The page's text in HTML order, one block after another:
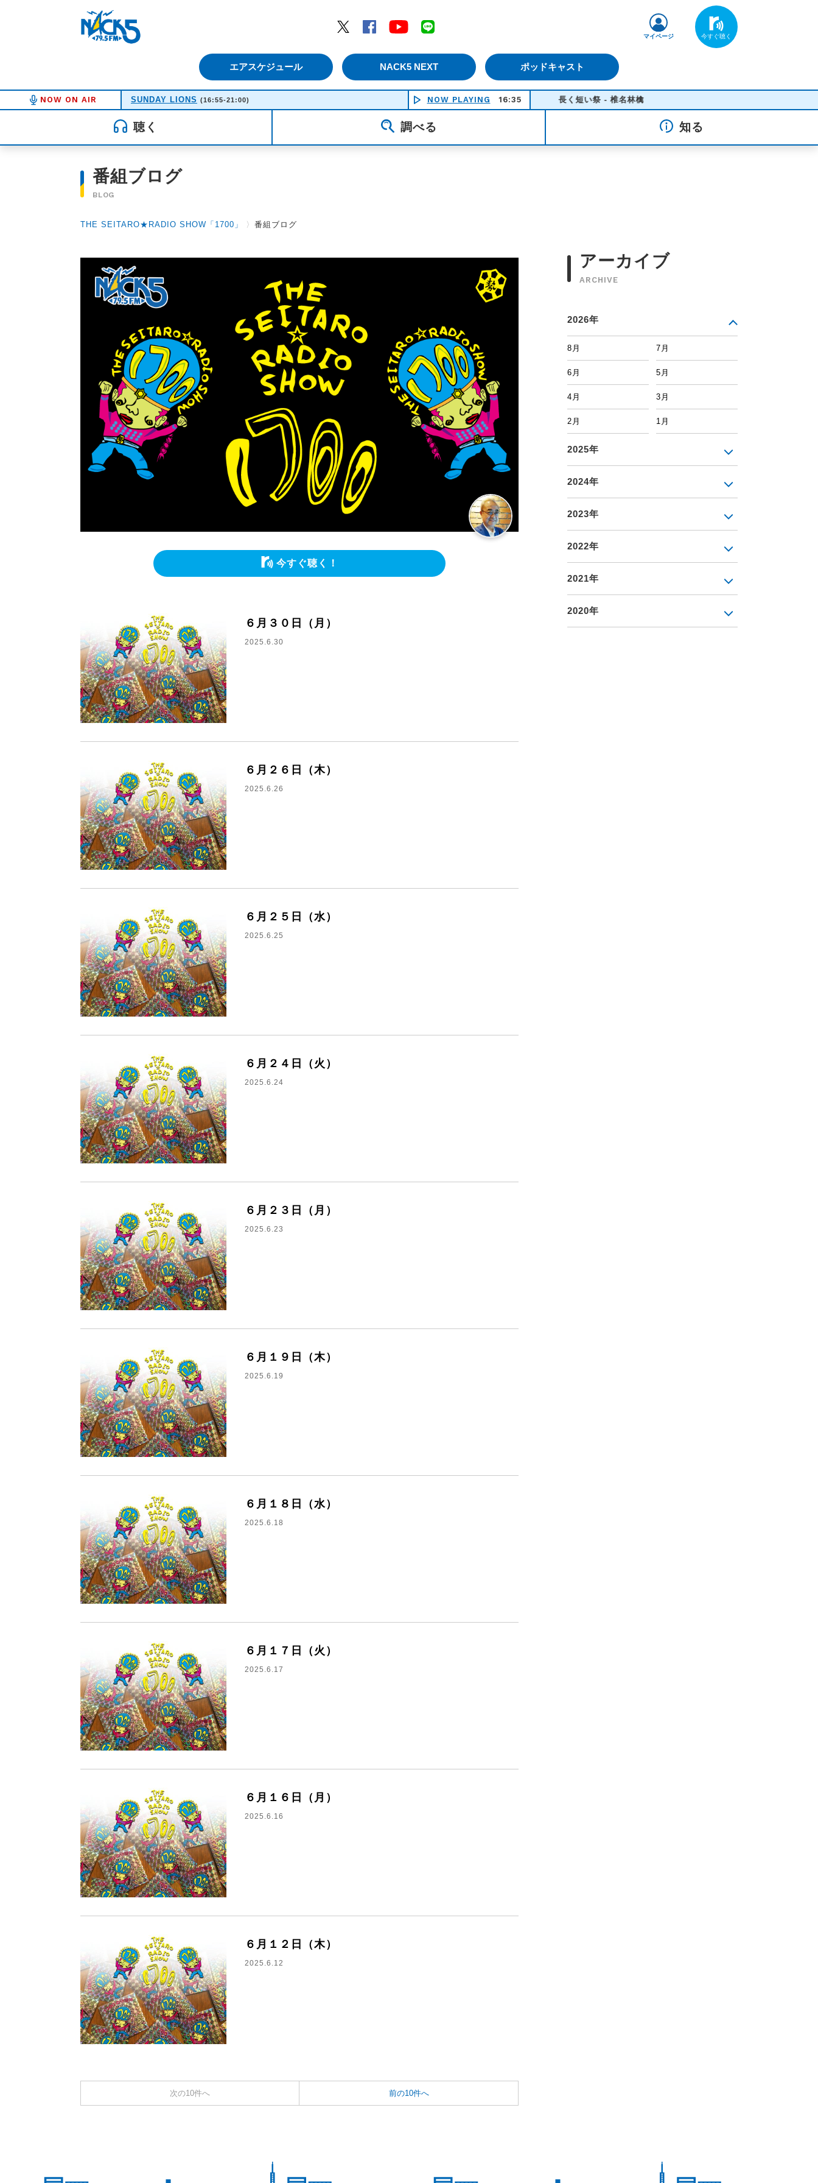
Twitter
Facebook YouTube
エアスケジュール NACK5 NEXT ポッドキャスト
マイページ
NOW ON AIR SUNDAY LIONS (16:55-21:00) NOW PLAYING 16:35長く短い祭 - 椎名林檎
聴く 調べる 知る
番組ブログ
BLOG
THE SEITARO★RADIO SHOW「1700」 〉 番組ブログ
今すぐ聴く！
６月３０日（月）
2025.6.30
６月２６日（木）
2025.6.26
６月２５日（水）
2025.6.25
６月２４日（火）
2025.6.24
６月２３日（月）
2025.6.23
６月１９日（木）
2025.6.19
６月１８日（水）
2025.6.18
６月１７日（火）
2025.6.17
６月１６日（月）
2025.6.16
６月１２日（木）
2025.6.12
次の10件へ 前の10件へ
アーカイブ
ARCHIVE
2026年
8月 7月
6月 5月
4月 3月
2月 1月
2025年
2024年
2023年
2022年
2021年
2020年